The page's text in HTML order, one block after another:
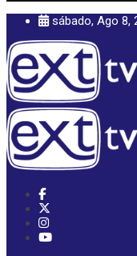
sábado, Ago 8,